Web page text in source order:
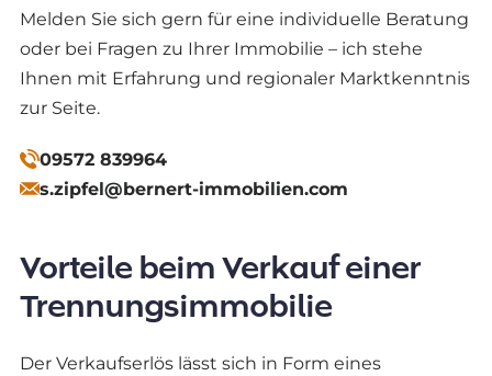
Melden Sie sich gern für eine individuelle Beratung
oder bei Fragen zu Ihrer Immobilie – ich stehe
Ihnen mit Erfahrung und regionaler Marktkenntnis
zur Seite.
09572 839964
s.zipfel@bernert-immobilien.com
Vorteile beim Verkauf einer
Trennungsimmobilie
Der Verkaufserlös lässt sich in Form eines